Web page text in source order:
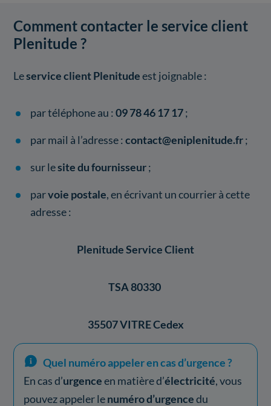
Comment contacter le service client
Plenitude ?
Leservice client Plenitudeest joignable :
par téléphone au :09 78 46 17 17;
par mail à l’adresse :contact@eniplenitude.fr;
sur lesite du fournisseur;
parvoie postale, en écrivant un courrier à cette
adresse :
Plenitude Service Client
TSA 80330
35507 VITRE Cedex
Quel numéro appeler en cas d’urgence ?
En cas d’urgenceen matière d’électricité, vous
pouvez appeler lenuméro d’urgencedu